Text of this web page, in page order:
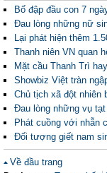
Bố đập đầu con 7
Đau lòng những nữ
Lại phát hiện thêm
Thanh niên VN quan
Mặt cầu Thanh Trì
Showbiz Việt tràn
Chủ tịch xã đột nhiên
Đau lòng những vụ
Phát cuồng với nhẫn
Đối tượng giết nam
Về đầu trang